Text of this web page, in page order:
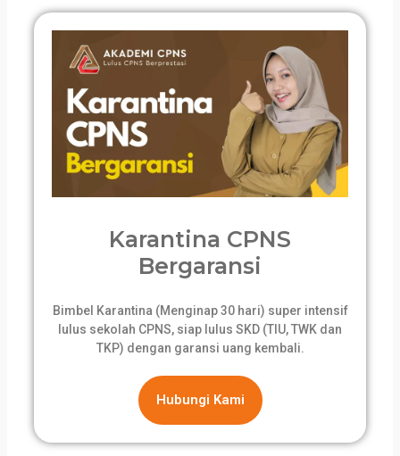
Karantina CPNS
Bergaransi
Bimbel Karantina (Menginap 30 hari) super intensif
lulus sekolah CPNS, siap lulus SKD (TIU, TWK dan
TKP) dengan garansi uang kembali.
Hubungi Kami